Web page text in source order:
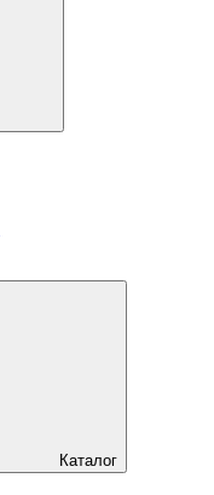
Каталог